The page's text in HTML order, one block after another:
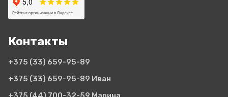
Контакты
+375 (33) 659-95-89
+375 (33) 659-95-89 Иван